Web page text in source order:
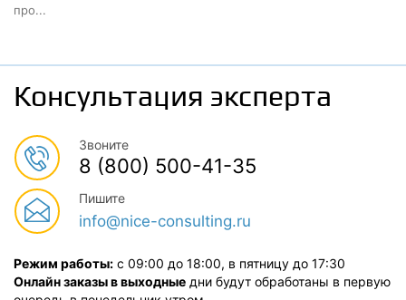
про...
Консультация эксперта
Звоните
8 (800) 500-41-35
Пишите
info@nice-consulting.ru
Режим работы: с 09:00 до 18:00, в пятницу до 17:30
Онлайн заказы в выходные дни будут обработаны в первую